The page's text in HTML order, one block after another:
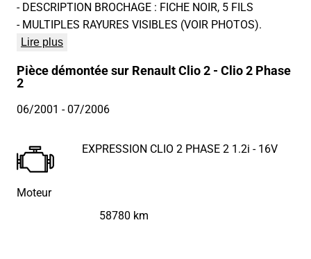
- DESCRIPTION BROCHAGE : FICHE NOIR, 5 FILS
- MULTIPLES RAYURES VISIBLES (VOIR PHOTOS).
Lire plus
Pièce démontée sur Renault Clio 2 - Clio 2 Phase
2
06/2001 - 07/2006
Moteur
EXPRESSION CLIO 2 PHASE 2 1.2i - 16V
58780 km